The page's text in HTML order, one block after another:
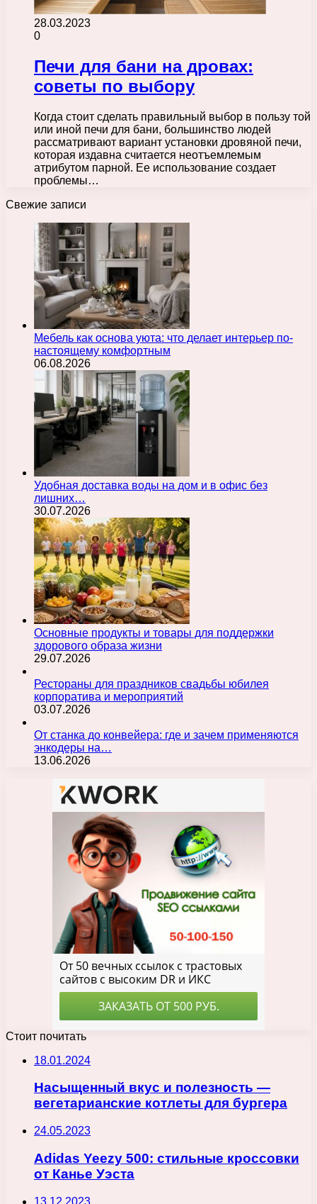
28.03.2023
0
Печи для бани на дровах:
советы по выбору
Когда стоит сделать правильный выбор в пользу той
или иной печи для бани, большинство людей
рассматривают вариант установки дровяной печи,
которая издавна считается неотъемлемым
атрибутом парной. Ее использование создает
проблемы…
Свежие записи
Мебель как основа уюта: что делает интерьер по-
настоящему комфортным
06.08.2026
Удобная доставка воды на дом и в офис без
лишних…
30.07.2026
Основные продукты и товары для поддержки
здорового образа жизни
29.07.2026
Рестораны для праздников свадьбы юбилея
корпоратива и мероприятий
03.07.2026
От станка до конвейера: где и зачем применяются
энкодеры на…
13.06.2026
Стоит почитать
18.01.2024
Насыщенный вкус и полезность —
вегетарианские котлеты для бургера
24.05.2023
Adidas Yeezy 500: стильные кроссовки
от Канье Уэста
13.12.2023